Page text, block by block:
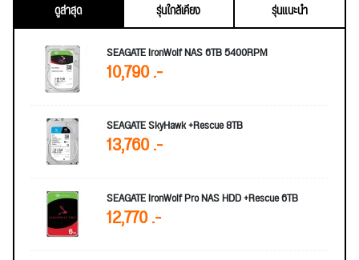
ดูล่าสุด รุ่นใกล้เคียง
รุ่นแนะนำ
SEAGATE IronWolf NAS 6TB 5400RPM
10,790 .-
SEAGATE SkyHawk +Rescue 8TB
13,760 .-
SEAGATE IronWolf Pro NAS HDD +Rescue 6TB
12,770 .-